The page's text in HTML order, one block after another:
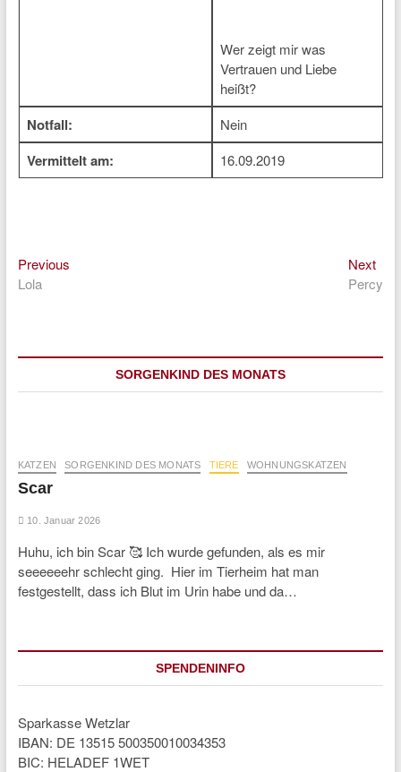
Wer zeigt mir was
Vertrauen und Liebe
heißt?
Notfall: Nein
Vermittelt am: 16.09.2019
Beitragsnavigation
PreviousPrevious
Lola
Next
Percy
SORGENKIND DES MONATS
KATZEN SORGENKIND DES MONATS TIERE WOHNUNGSKATZEN
Scar
10. Januar 2026
Huhu, ich bin Scar 🥰 Ich wurde gefunden, als es mir
seeeeeehr schlecht ging. Hier im Tierheim hat man
festgestellt, dass ich Blut im Urin habe und da…
SPENDENINFO
Sparkasse Wetzlar
IBAN: DE 13515 500350010034353
BIC: HELADEF 1WET